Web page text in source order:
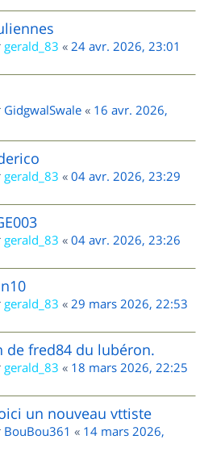
gerald_83 « 24 avr. 2026, 23:01
GidgwalSwale « 16 avr. 2026,
gerald_83 « 04 avr. 2026, 23:29
gerald_83 « 04 avr. 2026, 23:26
gerald_83 « 29 mars 2026, 22:53
de fred84 du lubéron.
gerald_83 « 18 mars 2026, 22:25
un nouveau vttiste
BouBou361 « 14 mars 2026,